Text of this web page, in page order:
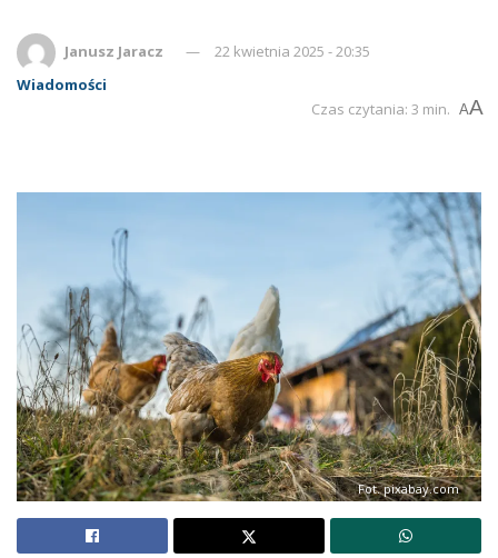
Janusz Jaracz
22 kwietnia 2025 - 20:35
Wiadomości
Czas czytania: 3 min. AA
Fot. pixabay.com